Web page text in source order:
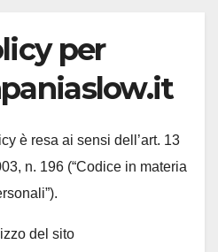
per
è resa ai sensi dell’art. 13
n. 196 (“Codice in materia
del sito